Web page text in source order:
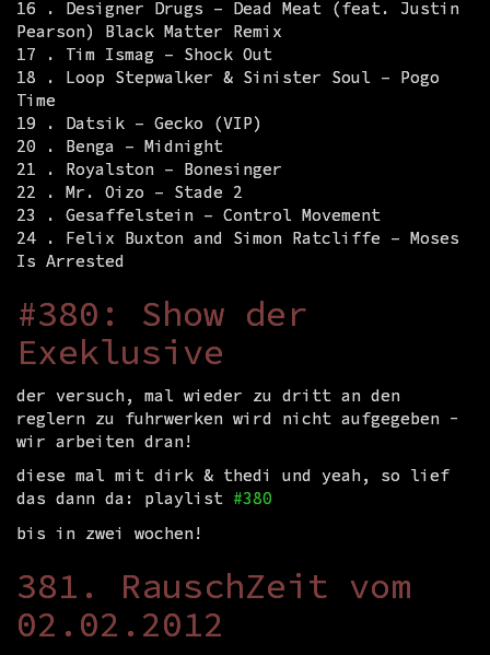
16 . Designer Drugs – Dead Meat (feat. Justin
Pearson) Black Matter Remix
17 . Tim Ismag – Shock Out
18 . Loop Stepwalker & Sinister Soul – Pogo
Time
19 . Datsik – Gecko (VIP)
20 . Benga – Midnight
21 . Royalston – Bonesinger
22 . Mr. Oizo – Stade 2
23 . Gesaffelstein – Control Movement
24 . Felix Buxton and Simon Ratcliffe – Moses
Is Arrested
#380: Show der
Exeklusive
der versuch, mal wieder zu dritt an den
reglern zu fuhrwerken wird nicht aufgegeben -
wir arbeiten dran!
diese mal mit dirk & thedi und yeah, so lief
das dann da: playlist #380
bis in zwei wochen!
381. RauschZeit vom
02.02.2012